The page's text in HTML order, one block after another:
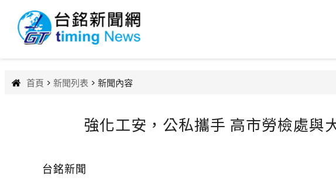
首頁 > 新聞列表 > 新聞內容
強化工安，公私攜手 高市勞檢處與
台銘新聞